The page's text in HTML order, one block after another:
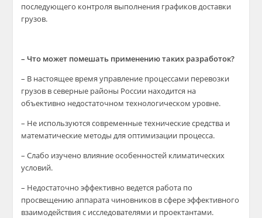
последующего контроля выполнения графиков доставки
грузов.
– Что может помешать применению таких разработок?
– В настоящее время управление процессами перевозки
грузов в северные районы России находится на
объективно недостаточном технологическом уровне.
– Не используются современные технические средства и
математические методы для оптимизации процесса.
– Слабо изучено влияние особенностей климатических
условий.
– Недостаточно эффективно ведется работа по
просвещению аппарата чиновников в сфере эффективного
взаимодействия с исследователями и проектантами.